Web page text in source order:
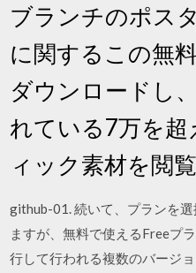
ブランチのポス
に関するこの無
ダウンロードし
れている7万を
ィック素材を閲
github-01. 続いて、プランを
ますが、無料で使えるFreeプ
行して行われる複数のバージ